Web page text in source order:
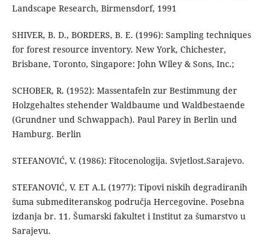
Landscape Research, Birmensdorf, 1991
SHIVER, B. D., BORDERS, B. E. (1996): Sampling techniques
for forest resource inventory. New York, Chichester,
Brisbane, Toronto, Singapore: John Wiley & Sons, Inc.;
SCHOBER, R. (1952): Massentafeln zur Bestimmung der
Holzgehaltes stehender Waldbaume und Waldbestaende
(Grundner und Schwappach). Paul Parey in Berlin und
Hamburg. Berlin
STEFANOVIĆ, V. (1986): Fitocenologija. Svjetlost.Sarajevo.
STEFANOVIĆ, V. ET A.L (1977): Tipovi niskih degradiranih
šuma submediteranskog područja Hercegovine. Posebna
izdanja br. 11. Šumarski fakultet i Institut za šumarstvo u
Sarajevu.